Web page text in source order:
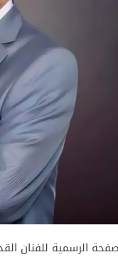
الرسمية للفنان